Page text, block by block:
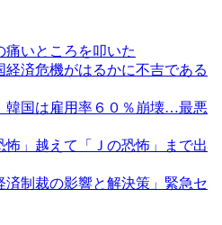
いところを叩いた
経済危機がはるかに不吉である
韓国は雇用率６０％崩壊…最悪
怖」越えて「Ｊの恐怖」まで出
済制裁の影響と解決策」緊急セ